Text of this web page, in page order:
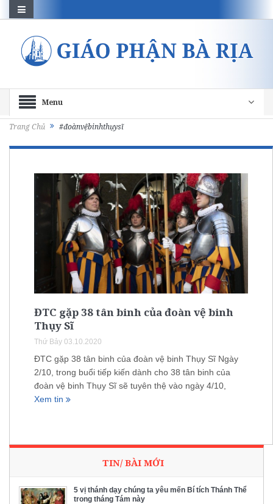
Menu
Trang Chủ #đoànvệbinhthụysĩ
ĐTC gặp 38 tân binh của đoàn vệ binh
Thụy Sĩ
Thứ Bảy 03.10.2020
ĐTC gặp 38 tân binh của đoàn vệ binh Thụy Sĩ Ngày
2/10, trong buổi tiếp kiến dành cho 38 tân binh của
đoàn vệ binh Thụy Sĩ sẽ tuyên thệ vào ngày 4/10,
Xem tin
TIN/ BÀI MỚI
5 vị thánh dạy chúng ta yêu mến Bí tích Thánh Thể
trong tháng Tám này